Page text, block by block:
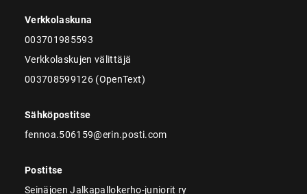
Verkkolaskuna
003701985593
Verkkolaskujen välittäjä
003708599126 (OpenText)
Sähköpostitse
fennoa.506159@erin.posti.com
Postitse
Seinäjoen Jalkapallokerho-juniorit ry